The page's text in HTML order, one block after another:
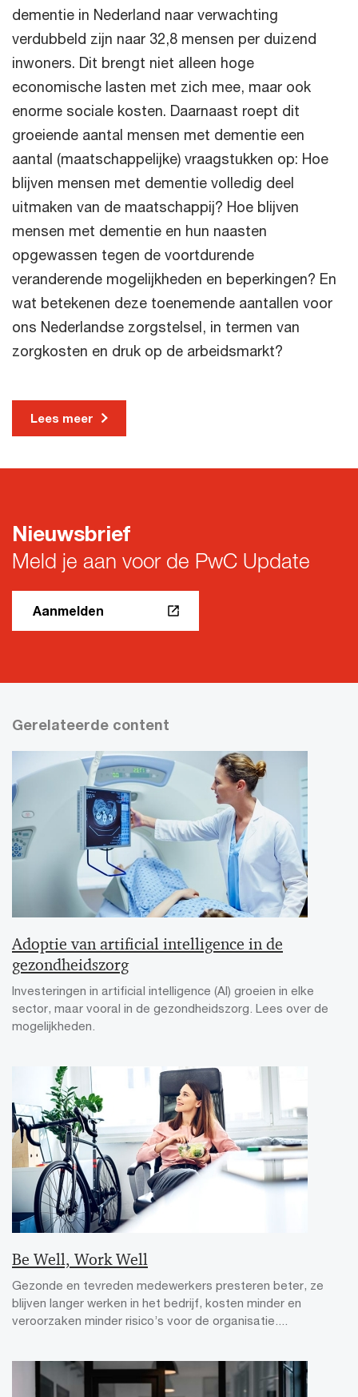
dementie in Nederland naar verwachting
verdubbeld zijn naar 32,8 mensen per duizend
inwoners. Dit brengt niet alleen hoge
economische lasten met zich mee, maar ook
enorme sociale kosten. Daarnaast roept dit
groeiende aantal mensen met dementie een
aantal (maatschappelijke) vraagstukken op: Hoe
blijven mensen met dementie volledig deel
uitmaken van de maatschappij? Hoe blijven
mensen met dementie en hun naasten
opgewassen tegen de voortdurende
veranderende mogelijkheden en beperkingen? En
wat betekenen deze toenemende aantallen voor
ons Nederlandse zorgstelsel, in termen van
zorgkosten en druk op de arbeidsmarkt?
Lees meer
Nieuwsbrief
Meld je aan voor de PwC Update
Aanmelden
Gerelateerde content
Adoptie van artificial intelligence in de
gezondheidszorg
Investeringen in artificial intelligence (AI) groeien in elke
sector, maar vooral in de gezondheidszorg. Lees over de
mogelijkheden.
Be Well, Work Well
Gezonde en tevreden medewerkers presteren beter, ze
blijven langer werken in het bedrijf, kosten minder en
veroorzaken minder risico’s voor de organisatie....